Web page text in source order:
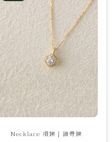
Necklace 項鍊 | 鎖骨鍊